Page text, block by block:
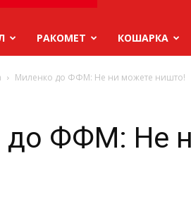
РАКОМЕТ КОШАРКА
Миленко до ФФМ: Не ни можете ништо!
до ФФМ: Не